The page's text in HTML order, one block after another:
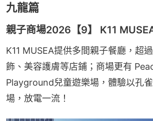
九龍篇
親子商場2026【9】 K11
K11 MUSEA提供多間親子餐廳，超
飾、美容護膚等店鋪；商場更有
Playground兒童遊樂場，體驗以孔
場，放電一流！